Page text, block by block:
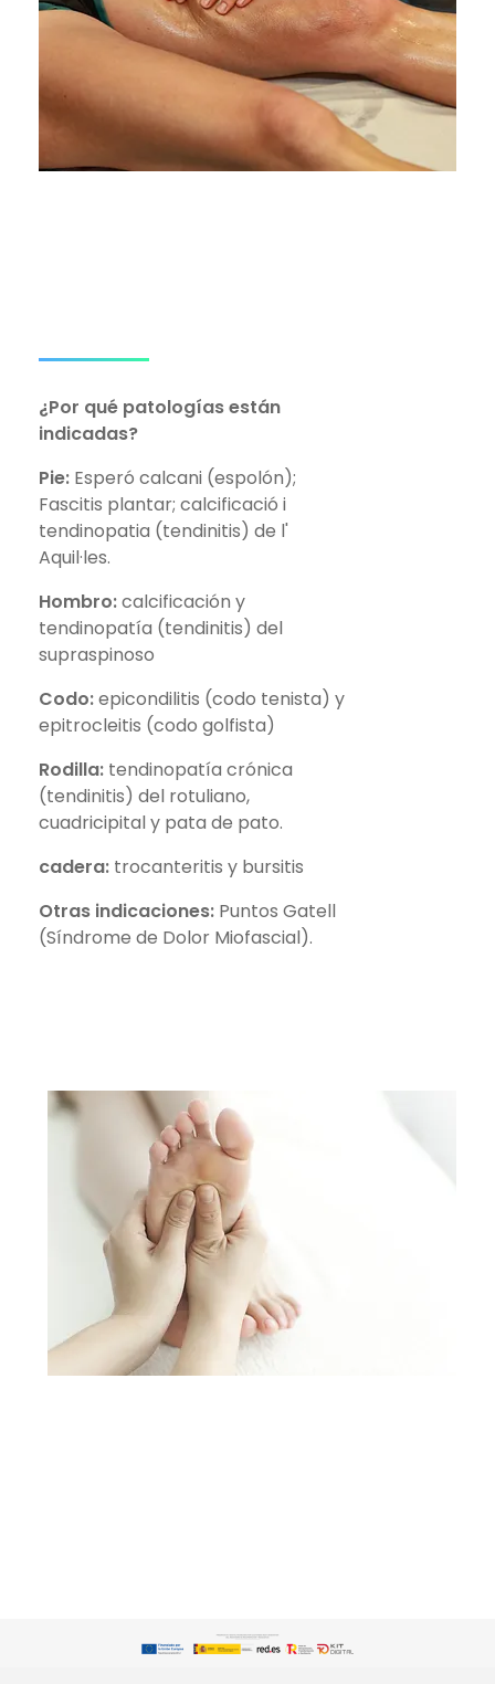
¿Por qué patologías están
indicadas?
Pie: Esperó calcani (espolón);
Fascitis plantar; calcificació i
tendinopatia (tendinitis) de l'
Aquil·les.
Hombro:calcificación y
tendinopatía (tendinitis) del
supraspinoso
Codo:epicondilitis (codo tenista) y
epitrocleitis (codo golfista)
Rodilla: tendinopatía crónica
(tendinitis) del rotuliano,
cuadricipital y pata de pato.
cadera: trocanteritis y bursitis
Otras indicaciones: Puntos Gatell
(Síndrome de Dolor Miofascial).